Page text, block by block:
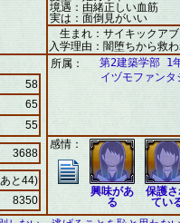
境遇：由緒正しい血筋
実は：面倒見がいい
生まれ：サイキックア
入学理由：闇堕ちから救
58
65
55
3688
と44)
8350
所属：
第2建築学部 1
イヅモファン
感情：
興味があ
る
保護
てい